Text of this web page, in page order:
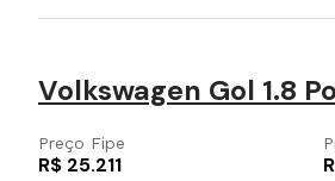
Volkswagen Gol 1.8
Preço Fipe
R$ 25.211